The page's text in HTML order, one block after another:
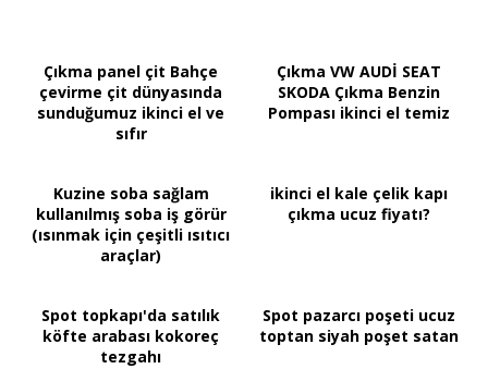
Çıkma panel çit Bahçe
çevirme çit dünyasında
sunduğumuz ikinci el ve
sıfır
Çıkma VW AUDİ SEAT
SKODA Çıkma Benzin
Pompası ikinci el temiz
Kuzine soba sağlam
kullanılmış soba iş görür
(ısınmak için çeşitli ısıtıcı
araçlar)
ikinci el kale çelik kapı
çıkma ucuz fiyatı?
Spot topkapı'da satılık
köfte arabası kokoreç
tezgahı
Spot pazarcı poşeti ucuz
toptan siyah poşet satan